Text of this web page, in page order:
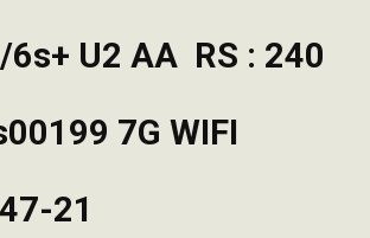
U2 AA ₹ RS : 240
7G WIFI
21